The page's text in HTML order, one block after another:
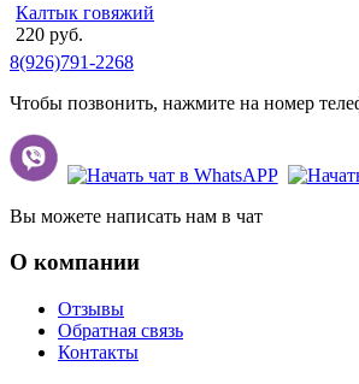
Калтык говяжий
220 руб.
8(926)791-2268
Чтобы позвонить, нажмите на номер
Вы можете написать нам в чат
О компании
Отзывы
Обратная связь
Контакты